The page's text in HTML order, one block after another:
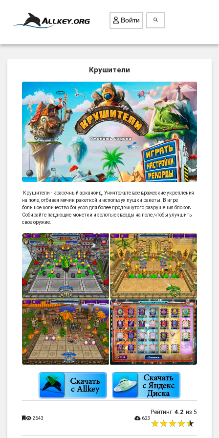
ПОИСК ПРЕДМЕТОВ
ГОЛОВОЛОМКИ
БИЗНЕС
ТРИ-В-РЯД
СТРАТЕГИИ
СТРЕЛЯЛКИ
КВЕСТ
КАК СКАЧАТЬ
НОВОСТИ
Войти
Крушители
Крушители - красочный арканоид. Уничтожьте все вражеские укрепления
на поле, отбивая мячик ракеткой и используя пушки ракеты. В игре
большое количество бонусов для более продвинутого разрушения блоков.
Собирайте падающие монетки и золотые звезды на поле, чтобы улучшить
свое оружие.
2643 623
Рейтинг 4.2 из 5